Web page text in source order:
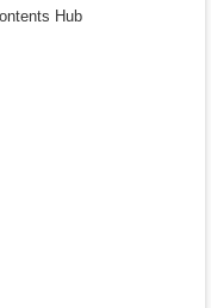
Hub